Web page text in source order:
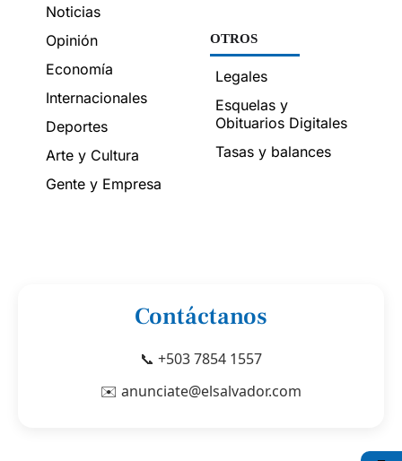
Noticias
Opinión
Economía
Internacionales
Deportes
Arte y Cultura
Gente y Empresa
OTROS
Legales
Esquelas y
Obituarios Digitales
Tasas y balances
Contáctanos
📞 +503 7854 1557
✉️ anunciate@elsalvador.com